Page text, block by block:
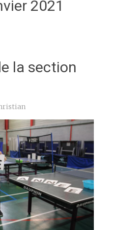
2021
la section